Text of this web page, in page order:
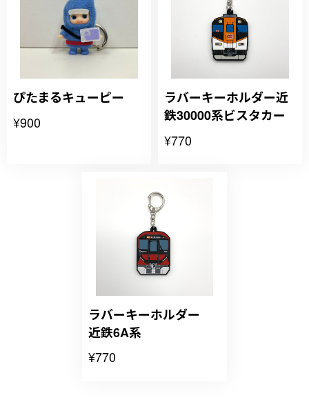
ぴたまるキューピー
¥900
ラバーキーホルダー近
鉄30000系ビスタカー
¥770
ラバーキーホルダー
近鉄6A系
¥770